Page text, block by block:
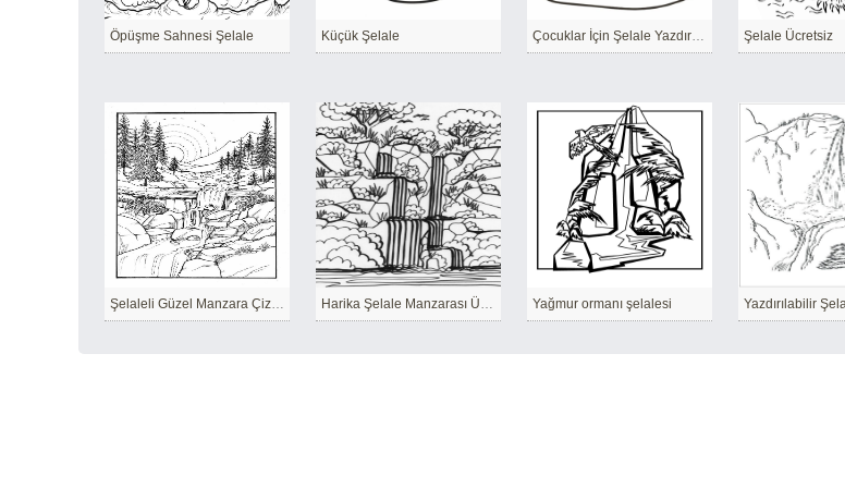
Öpüşme Sahnesi Şelale Küçük Şelale Şelale Ücretsiz
Yağmur ormanı şelalesi Yazdırılabilir